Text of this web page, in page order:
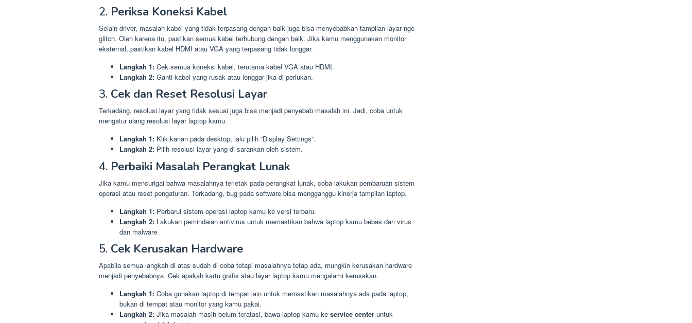
2. Periksa Koneksi Kabel
Selain driver, masalah kabel yang tidak terpasang dengan baik juga bisa menyebabkan tampilan layar nge
glitch. Oleh karena itu, pastikan semua kabel terhubung dengan baik. Jika kamu menggunakan monitor
eksternal, pastikan kabel HDMI atau VGA yang terpasang tidak longgar.
Langkah 1: Cek semua koneksi kabel, terutama kabel VGA atau HDMI.
Langkah 2: Ganti kabel yang rusak atau longgar jika di perlukan.
3. Cek dan Reset Resolusi Layar
Terkadang, resolusi layar yang tidak sesuai juga bisa menjadi penyebab masalah ini. Jadi, coba untuk
mengatur ulang resolusi layar laptop kamu.
Langkah 1: Klik kanan pada desktop, lalu pilih “Display Settings”.
Langkah 2: Pilih resolusi layar yang di sarankan oleh sistem.
4. Perbaiki Masalah Perangkat Lunak
Jika kamu mencurigai bahwa masalahnya terletak pada perangkat lunak, coba lakukan pembaruan sistem
operasi atau reset pengaturan. Terkadang, bug pada software bisa mengganggu kinerja tampilan laptop.
Langkah 1: Perbarui sistem operasi laptop kamu ke versi terbaru.
Langkah 2: Lakukan pemindaian antivirus untuk memastikan bahwa laptop kamu bebas dari virus
dan malware.
5. Cek Kerusakan Hardware
Apabila semua langkah di atas sudah di coba tetapi masalahnya tetap ada, mungkin kerusakan hardware
menjadi penyebabnya. Cek apakah kartu grafis atau layar laptop kamu mengalami kerusakan.
Langkah 1: Coba gunakan laptop di tempat lain untuk memastikan masalahnya ada pada laptop,
bukan di tempat atau monitor yang kamu pakai.
Langkah 2: Jika masalah masih belum teratasi, bawa laptop kamu ke service center untuk